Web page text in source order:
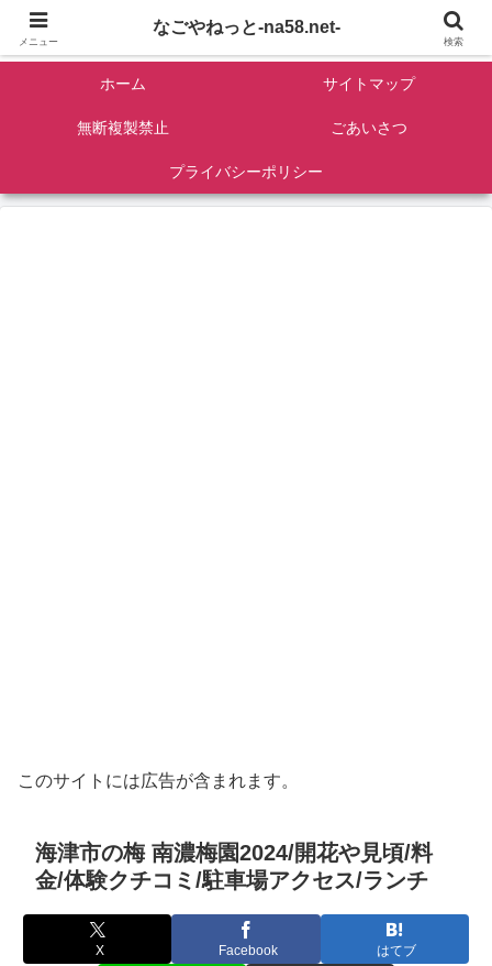
名古屋を中心に全国観光名所紹介/バンコンDIY/ゴロマル・よっちゃん夫婦のド
ホーム サイトマップ
無断複製禁止 ごあいさつ
プライバシーポリシー
このサイトには広告が含まれます。
海津市の梅 南濃梅園2024/開花や見頃/料
金/体験クチコミ/駐車場アクセス/ランチ
X Facebook はてブ
メニュー
なごやねっと-na58.net-
検索